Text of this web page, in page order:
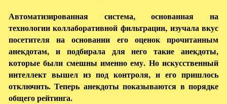
Автоматизированная система, основанная на
технологии коллаборативной фильтрации, изучала вкус
посетителя на основании его оценок прочитанным
анекдотам, и подбирала для него такие анекдоты,
которые были смешны именно ему. Но искусственный
интеллект вышел из под контроля, и его пришлось
отключить. Теперь анекдоты показываются в порядке
общего рейтинга.